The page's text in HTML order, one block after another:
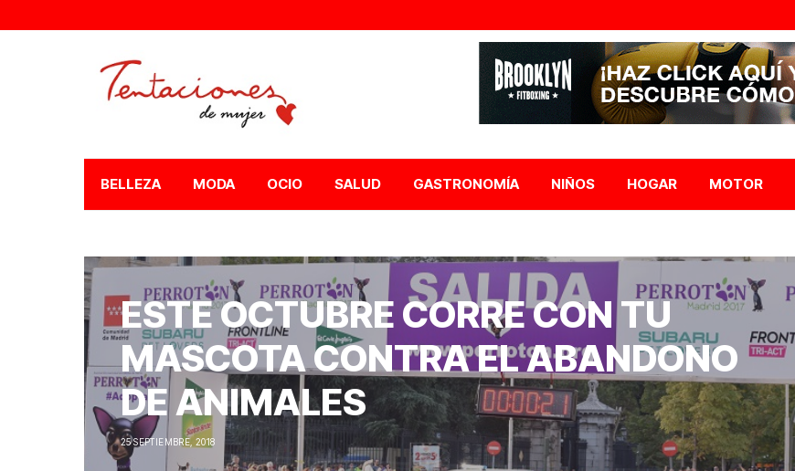
BELLEZA MODA OCIO SALUD GASTRONOMÍA NIÑOS HOGAR MOTOR
ESTE OCTUBRE CORRE CON TU
MASCOTA CONTRA EL ABANDONO
DE ANIMALES
25 SEPTIEMBRE, 2018